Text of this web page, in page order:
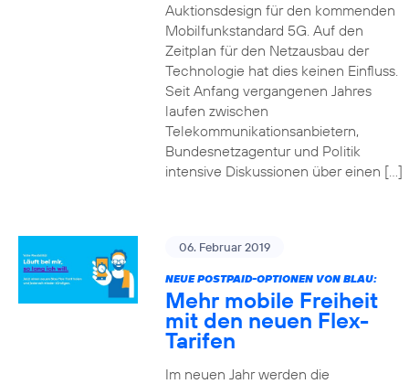
Auktionsdesign für den kommenden
Mobilfunkstandard 5G. Auf den
Zeitplan für den Netzausbau der
Technologie hat dies keinen Einfluss.
Seit Anfang vergangenen Jahres
laufen zwischen
Telekommunikationsanbietern,
Bundesnetzagentur und Politik
intensive Diskussionen über einen […]
06. Februar 2019
NEUE POSTPAID-OPTIONEN VON BLAU:
Mehr mobile Freiheit
mit den neuen Flex-
Tarifen
Im neuen Jahr werden die